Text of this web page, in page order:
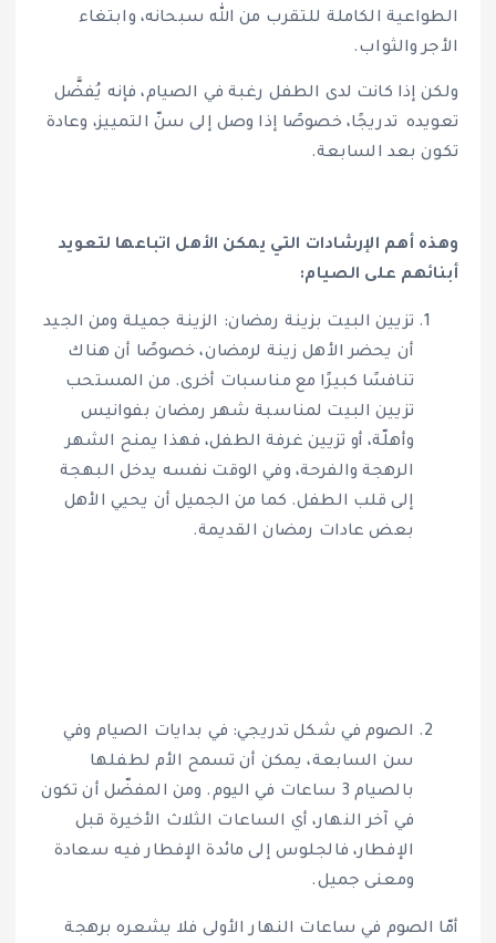
الطواعية الكاملة للتقرب من الله سبحانه، وابتغاء
الأجر والثواب.
ولكن إذا كانت لدى الطفل رغبة في الصيام، فإنه يُفضَّل
تعويده تدريجًا، خصوصًا إذا وصل إلى سنّ التمييز، وعادة
تكون بعد السابعة.
وهذه أهم الإرشادات التي يمكن الأهل اتباعها لتعويد
أبنائهم على الصيام:
تزيين البيت بزينة رمضان: الزينة جميلة ومن الجيد
أن يحضر الأهل زينة لرمضان، خصوصًا أن هناك
تنافسًا كبيرًا مع مناسبات أخرى. من المستحب
تزيين البيت لمناسبة شهر رمضان بفوانيس
وأهلّة، أو تزيين غرفة الطفل، فهذا يمنح الشهر
الرهجة والفرحة، وفي الوقت نفسه يدخل البهجة
إلى قلب الطفل. كما من الجميل أن يحيي الأهل
بعض عادات رمضان القديمة.
الصوم في شكل تدريجي: في بدايات الصيام وفي
سن السابعة، يمكن أن تسمح الأم لطفلها
بالصيام 3 ساعات في اليوم. ومن المفضّل أن تكون
في آخر النهار، أي الساعات الثلاث الأخيرة قبل
الإفطار، فالجلوس إلى مائدة الإفطار فيه سعادة
ومعنى جميل.
أمّا الصوم في ساعات النهار الأولى فلا يشعره برهجة